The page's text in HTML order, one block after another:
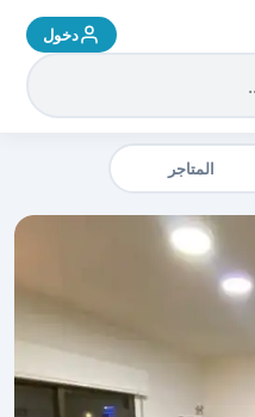
دخول
المتاجر